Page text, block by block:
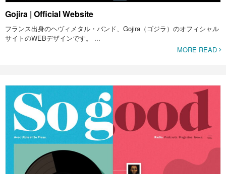
Gojira | Official Website
フランス出身のヘヴィメタル・バンド、Gojira（ゴジラ）のオフィシャル
サイトのWEBデザインです。 ...
MORE READ